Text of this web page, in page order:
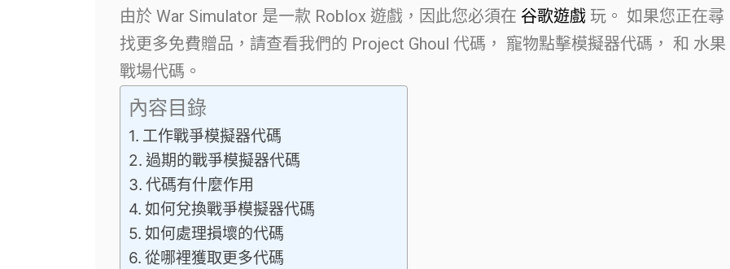
由於 War Simulator 是一款 Roblox 遊戲，因此您必須在 谷歌遊戲 玩。 如果您正在尋
找更多免費贈品，請查看我們的 Project Ghoul 代碼， 寵物點擊模擬器代碼， 和 水果
戰場代碼。
內容目錄
工作戰爭模擬器代碼
過期的戰爭模擬器代碼
代碼有什麼作用
如何兌換戰爭模擬器代碼
如何處理損壞的代碼
從哪裡獲取更多代碼